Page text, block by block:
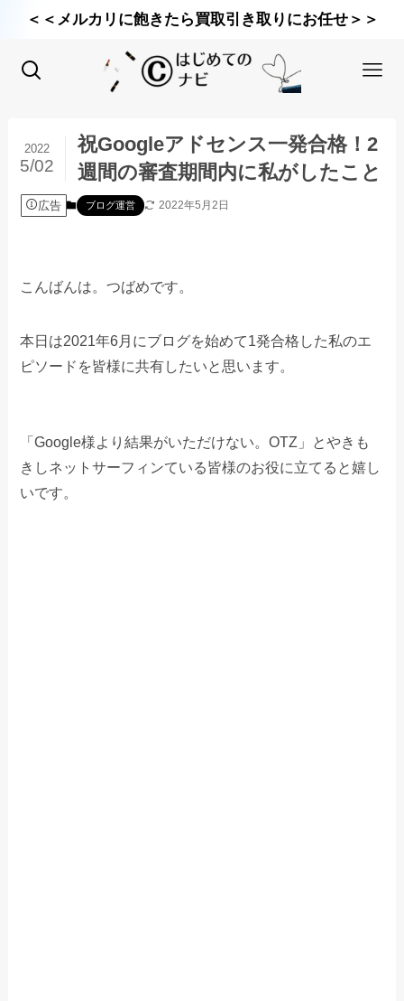
＜＜メルカリに飽きたら買取引き取りにお任せ＞＞
祝Googleアドセンス一発合格！2
週間の審査期間内に私がしたこと
2022
5/02
広告 ブログ運営 2022年5月2日
こんばんは。つばめです。
本日は2021年6月にブログを始めて1発合格した私のエ
ピソードを皆様に共有したいと思います。
「Google様より結果がいただけない。OTZ」とやきも
きしネットサーフィンている皆様のお役に立てると嬉し
いです。